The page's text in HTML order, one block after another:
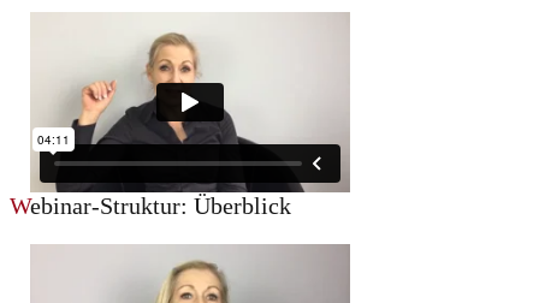
Webinar-Struktur: Überblick